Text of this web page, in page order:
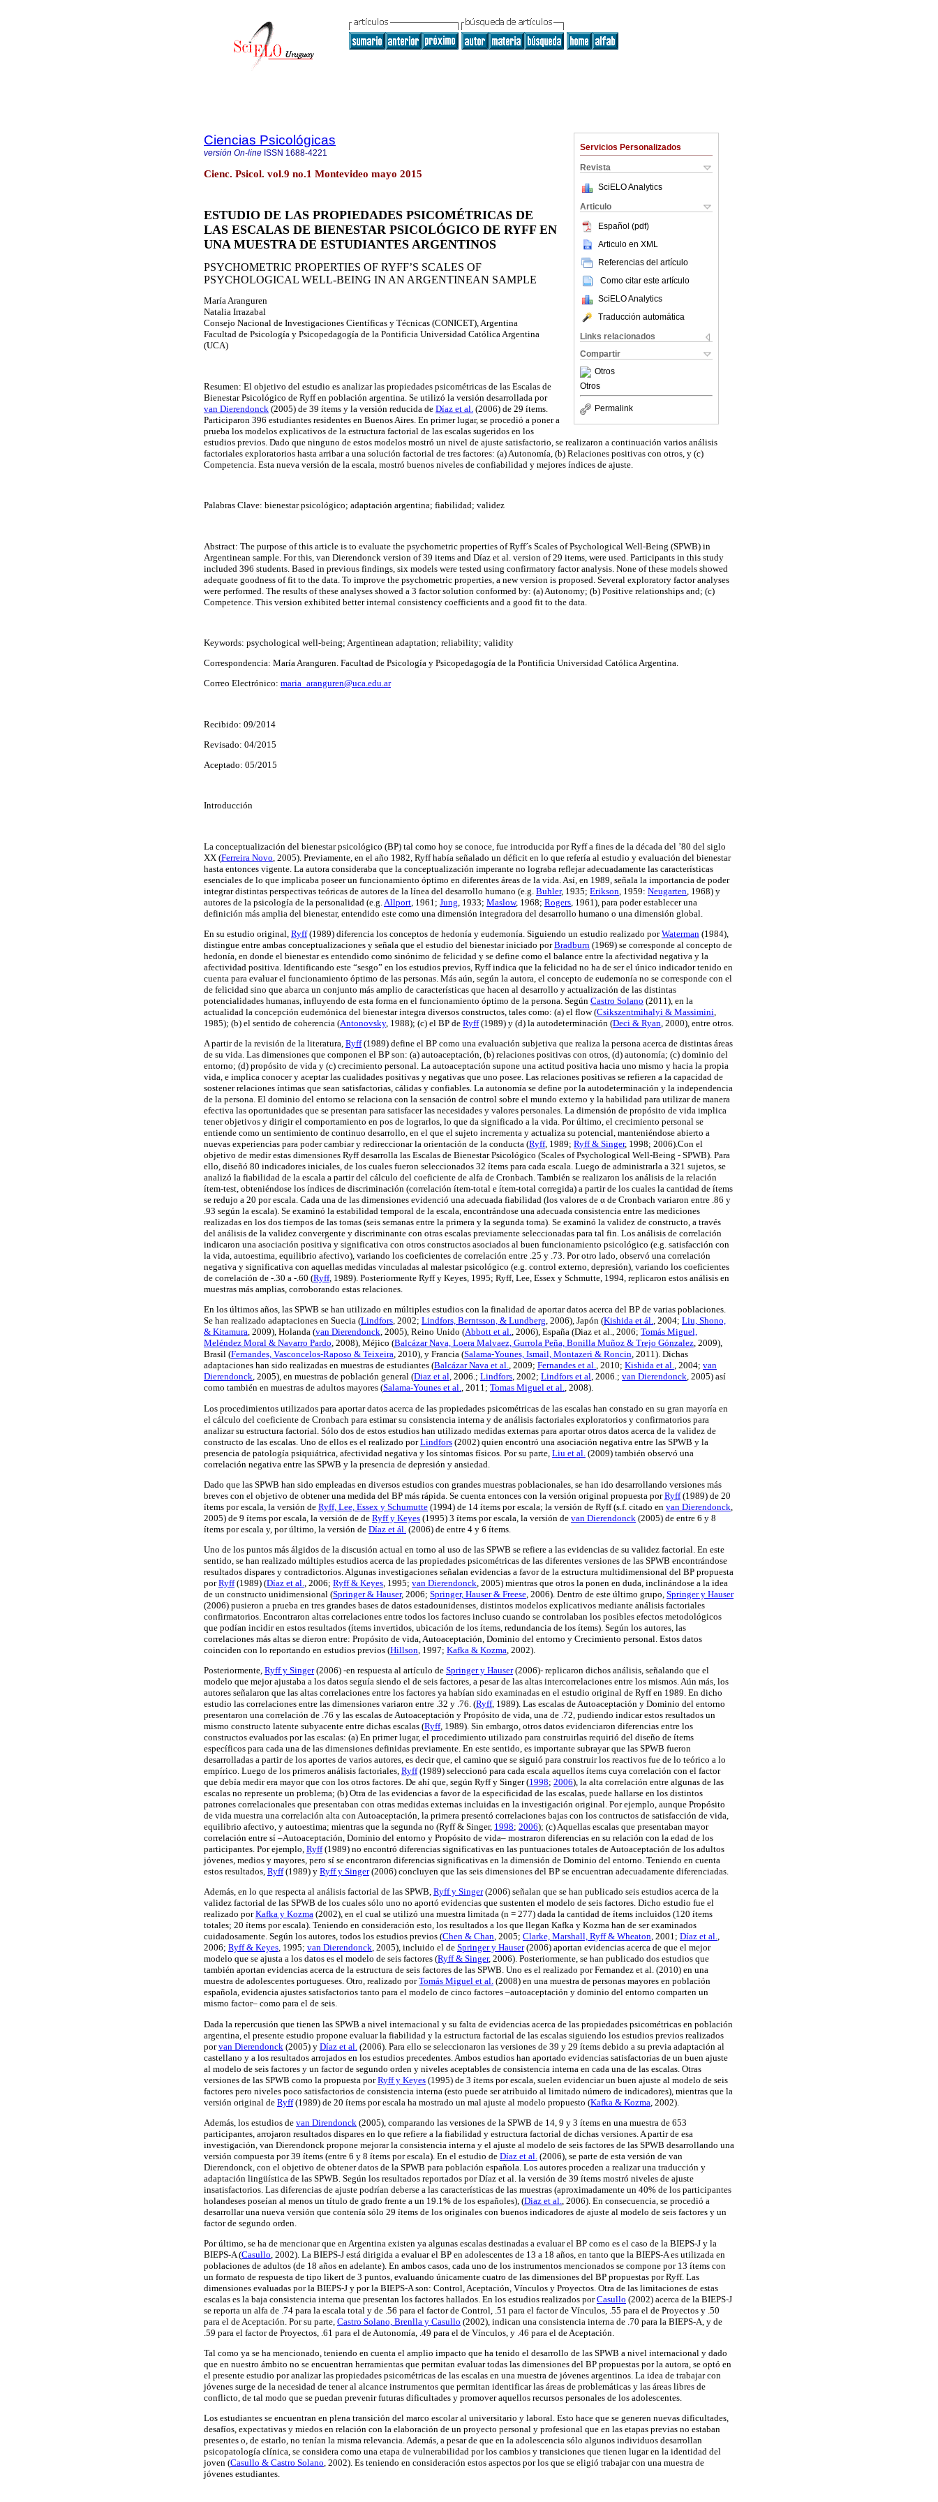
Servicios Personalizados
Revista
SciELO Analytics
Articulo
Español (pdf)
Articulo en XML
Referencias del artículo
Como citar este artículo
SciELO Analytics
Traducción automática
Links relacionados
Compartir
Otros
Otros
Permalink
Ciencias Psicológicas
versión On-line ISSN 1688-4221
Cienc. Psicol. vol.9 no.1 Montevideo mayo 2015
ESTUDIO DE LAS PROPIEDADES PSICOMÉTRICAS DE
LAS ESCALAS DE BIENESTAR PSICOLÓGICO DE RYFF EN
UNA MUESTRA DE ESTUDIANTES ARGENTINOS
PSYCHOMETRIC PROPERTIES OF RYFF’S SCALES OF
PSYCHOLOGICAL WELL-BEING IN AN ARGENTINEAN SAMPLE
María Aranguren
Natalia Irrazabal
Consejo Nacional de Investigaciones Científicas y Técnicas (CONICET), Argentina
Facultad de Psicología y Psicopedagogía de la Pontificia Universidad Católica Argentina
(UCA)
Resumen: El objetivo del estudio es analizar las propiedades psicométricas de las Escalas de
Bienestar Psicológico de Ryff en población argentina. Se utilizó la versión desarrollada por
van Dierendonck (2005) de 39 ítems y la versión reducida de Díaz et al. (2006) de 29 ítems.
Participaron 396 estudiantes residentes en Buenos Aires. En primer lugar, se procedió a poner a
prueba los modelos explicativos de la estructura factorial de las escalas sugeridos en los
estudios previos. Dado que ninguno de estos modelos mostró un nivel de ajuste satisfactorio, se realizaron a continuación varios análisis
factoriales exploratorios hasta arribar a una solución factorial de tres factores: (a) Autonomía, (b) Relaciones positivas con otros, y (c)
Competencia. Esta nueva versión de la escala, mostró buenos niveles de confiabilidad y mejores índices de ajuste.
Palabras Clave: bienestar psicológico; adaptación argentina; fiabilidad; validez
Abstract: The purpose of this article is to evaluate the psychometric properties of Ryff´s Scales of Psychological Well-Being (SPWB) in
Argentinean sample. For this, van Dierendonck version of 39 items and Díaz et al. version of 29 items, were used. Participants in this study
included 396 students. Based in previous findings, six models were tested using confirmatory factor analysis. None of these models showed
adequate goodness of fit to the data. To improve the psychometric properties, a new version is proposed. Several exploratory factor analyses
were performed. The results of these analyses showed a 3 factor solution conformed by: (a) Autonomy; (b) Positive relationships and; (c)
Competence. This version exhibited better internal consistency coefficients and a good fit to the data.
Keywords: psychological well-being; Argentinean adaptation; reliability; validity
Correspondencia: María Aranguren. Facultad de Psicología y Psicopedagogía de la Pontificia Universidad Católica Argentina.
Correo Electrónico: maria_aranguren@uca.edu.ar
Recibido: 09/2014
Revisado: 04/2015
Aceptado: 05/2015
Introducción
La conceptualización del bienestar psicológico (BP) tal como hoy se conoce, fue introducida por Ryff a fines de la década del ’80 del siglo
XX (Ferreira Novo , 2005). Previamente, en el año 1982, Ryff había señalado un déficit en lo que refería al estudio y evaluación del bienestar
hasta entonces vigente. La autora consideraba que la conceptualización imperante no lograba reflejar adecuadamente las características
esenciales de lo que implicaba poseer un funcionamiento óptimo en diferentes áreas de la vida. Así, en 1989, señala la importancia de poder
integrar distintas perspectivas teóricas de autores de la línea del desarrollo humano (e.g. Buhler, 1935; Erikson , 1959: Neugarten , 1968) y
autores de la psicología de la personalidad (e.g. Allport , 1961; Jung , 1933; Maslow, 1968; Rogers , 1961), para poder establecer una
definición más amplia del bienestar, entendido este como una dimensión integradora del desarrollo humano o una dimensión global.
En su estudio original, Ryff(1989) diferencia los conceptos de hedonía y eudemonía. Siguiendo un estudio realizado porWaterman (1984),
distingue entre ambas conceptualizaciones y señala que el estudio del bienestar iniciado porBradburn (1969) se corresponde al concepto de
hedonía, en donde el bienestar es entendido como sinónimo de felicidad y se define como el balance entre la afectividad negativa y la
afectividad positiva. Identificando este “sesgo” en los estudios previos, Ryff indica que la felicidad no ha de ser el único indicador tenido en
cuenta para evaluar el funcionamiento óptimo de las personas. Más aún, según la autora, el concepto de eudemonía no se corresponde con el
de felicidad sino que abarca un conjunto más amplio de características que hacen al desarrollo y actualización de las distintas
potencialidades humanas, influyendo de esta forma en el funcionamiento óptimo de la persona. Según Castro Solano (2011), en la
actualidad la concepción eudemónica del bienestar integra diversos constructos, tales como: (a) el flow (Csikszentmihalyi & Massimini,
1985); (b) el sentido de coherencia (Antonovsky, 1988); (c) el BP de Ryff(1989) y (d) la autodeterminación (Deci & Ryan, 2000), entre otros.
A partir de la revisión de la literatura, Ryff(1989) define el BP como una evaluación subjetiva que realiza la persona acerca de distintas áreas
de su vida. Las dimensiones que componen el BP son: (a) autoaceptación, (b) relaciones positivas con otros, (d) autonomía; (c) dominio del
entorno; (d) propósito de vida y (c) crecimiento personal. La autoaceptación supone una actitud positiva hacia uno mismo y hacia la propia
vida, e implica conocer y aceptar las cualidades positivas y negativas que uno posee. Las relaciones positivas se refieren a la capacidad de
sostener relaciones íntimas que sean satisfactorias, cálidas y confiables. La autonomía se define por la autodeterminación y la independencia
de la persona. El dominio del entorno se relaciona con la sensación de control sobre el mundo externo y la habilidad para utilizar de manera
efectiva las oportunidades que se presentan para satisfacer las necesidades y valores personales. La dimensión de propósito de vida implica
tener objetivos y dirigir el comportamiento en pos de lograrlos, lo que da significado a la vida. Por último, el crecimiento personal se
entiende como un sentimiento de continuo desarrollo, en el que el sujeto incrementa y actualiza su potencial, manteniéndose abierto a
nuevas experiencias para poder cambiar y redireccionar la orientación de la conducta (Ryff, 1989; Ryff & Singer, 1998; 2006).Con el
objetivo de medir estas dimensiones Ryff desarrolla las Escalas de Bienestar Psicológico (Scales of Psychological Well-Being - SPWB). Para
ello, diseñó 80 indicadores iniciales, de los cuales fueron seleccionados 32 ítems para cada escala. Luego de administrarla a 321 sujetos, se
analizó la fiabilidad de la escala a partir del cálculo del coeficiente de alfa de Cronbach. También se realizaron los análisis de la relación
ítem-test, obteniéndose los índices de discriminación (correlación ítem-total e ítem-total corregida) a partir de los cuales la cantidad de ítems
se redujo a 20 por escala. Cada una de las dimensiones evidenció una adecuada fiabilidad (los valores de α de Cronbach variaron entre .86 y
.93 según la escala). Se examinó la estabilidad temporal de la escala, encontrándose una adecuada consistencia entre las mediciones
realizadas en los dos tiempos de las tomas (seis semanas entre la primera y la segunda toma). Se examinó la validez de constructo, a través
del análisis de la validez convergente y discriminante con otras escalas previamente seleccionadas para tal fin. Los análisis de correlación
indicaron una asociación positiva y significativa con otros constructos asociados al buen funcionamiento psicológico (e.g. satisfacción con
la vida, autoestima, equilibrio afectivo), variando los coeficientes de correlación entre .25 y .73. Por otro lado, observó una correlación
negativa y significativa con aquellas medidas vinculadas al malestar psicológico (e.g. control externo, depresión), variando los coeficientes
de correlación de -.30 a -.60 (Ryff, 1989). Posteriormente Ryff y Keyes, 1995; Ryff, Lee, Essex y Schmutte, 1994, replicaron estos análisis en
muestras más amplias, corroborando estas relaciones.
En los últimos años, las SPWB se han utilizado en múltiples estudios con la finalidad de aportar datos acerca del BP de varias poblaciones.
Se han realizado adaptaciones en Suecia (Lindfors, 2002; Lindfors, Berntsson, & Lundberg, 2006), Japón (Kishida et ál., 2004; Liu, Shono,
& Kitamura, 2009), Holanda (van Dierendonck, 2005), Reino Unido (Abbott et al., 2006), España (Diaz et al., 2006; Tomás Miguel,
Meléndez Moral & Navarro Pardo, 2008), Méjico (Balcázar Nava, Loera Malvaez, Gurrola Peña, Bonilla Muñoz & Trejo Gónzalez, 2009),
Brasil (Fernandes, Vasconcelos-Raposo & Teixeira, 2010), y Francia (Salama-Younes, Ismail, Montazeri & Roncin, 2011). Dichas
adaptaciones han sido realizadas en muestras de estudiantes (Balcázar Nava et al., 2009; Fernandes et al., 2010; Kishida et al., 2004; van
Dierendonck, 2005), en muestras de población general (Diaz et al, 2006.; Lindfors, 2002; Lindfors et al, 2006.; van Dierendonck, 2005) así
como también en muestras de adultos mayores (Salama-Younes et al., 2011; Tomas Miguel et al., 2008).
Los procedimientos utilizados para aportar datos acerca de las propiedades psicométricas de las escalas han constado en su gran mayoría en
el cálculo del coeficiente de Cronbach para estimar su consistencia interna y de análisis factoriales exploratorios y confirmatorios para
analizar su estructura factorial. Sólo dos de estos estudios han utilizado medidas externas para aportar otros datos acerca de la validez de
constructo de las escalas. Uno de ellos es el realizado porLindfors (2002) quien encontró una asociación negativa entre las SPWB y la
presencia de patología psiquiátrica, afectividad negativa y los síntomas físicos. Por su parte, Liu et al. (2009) también observó una
correlación negativa entre las SPWB y la presencia de depresión y ansiedad.
Dado que las SPWB han sido empleadas en diversos estudios con grandes muestras poblacionales, se han ido desarrollando versiones más
breves con el objetivo de obtener una medida del BP más rápida. Se cuenta entonces con la versión original propuesta porRyff(1989) de 20
ítems por escala, la versión de Ryff, Lee, Essex y Schumutte (1994) de 14 ítems por escala; la versión de Ryff (s.f. citado en van Dierendonck
2005) de 9 ítems por escala, la versión de de Ryff y Keyes (1995) 3 ítems por escala, la versión de van Dierendonck (2005) de entre 6 y 8
ítems por escala y, por último, la versión de Díaz et ál. (2006) de entre 4 y 6 ítems.
Uno de los puntos más álgidos de la discusión actual en torno al uso de las SPWB se refiere a las evidencias de su validez factorial. En este
sentido, se han realizado múltiples estudios acerca de las propiedades psicométricas de las diferentes versiones de las SPWB encontrándose
resultados dispares y contradictorios. Algunas investigaciones señalan evidencias a favor de la estructura multidimensional del BP propuesta
porRyff(1989) (Díaz et al. , 2006; Ryff & Keyes , 1995; van Dierendonck , 2005) mientras que otros la ponen en duda, inclinándose a la idea
de un constructo unidimensional (Springer & Hauser, 2006; Springer, Hauser & Freese , 2006). Dentro de este último grupo, Springer y Hauser
(2006) pusieron a prueba en tres grandes bases de datos estadounidenses, distintos modelos explicativos mediante análisis factoriales
confirmatorios. Encontraron altas correlaciones entre todos los factores incluso cuando se controlaban los posibles efectos metodológicos
que podían incidir en estos resultados (ítems invertidos, ubicación de los ítems, redundancia de los ítems). Según los autores, las
correlaciones más altas se dieron entre: Propósito de vida, Autoaceptación, Dominio del entorno y Crecimiento personal. Estos datos
coinciden con lo reportando en estudios previos (Hillson , 1997; Kafka & Kozma , 2002).
Posteriormente, Ryff y Singer(2006) -en respuesta al artículo de Springer y Hauser(2006)- replicaron dichos análisis, señalando que el
modelo que mejor ajustaba a los datos seguía siendo el de seis factores, a pesar de las altas intercorrelaciones entre los mismos. Aún más, los
autores señalaron que las altas correlaciones entre los factores ya habían sido examinadas en el estudio original de Ryff en 1989. En dicho
estudio las correlaciones entre las dimensiones variaron entre .32 y .76. (Ryff, 1989). Las escalas de Autoaceptación y Dominio del entorno
presentaron una correlación de .76 y las escalas de Autoaceptación y Propósito de vida, una de .72, pudiendo indicar estos resultados un
mismo constructo latente subyacente entre dichas escalas (Ryff, 1989). Sin embargo, otros datos evidenciaron diferencias entre los
constructos evaluados por las escalas: (a) En primer lugar, el procedimiento utilizado para construirlas requirió del diseño de ítems
específicos para cada una de las dimensiones definidas previamente. En este sentido, es importante subrayar que las SPWB fueron
desarrolladas a partir de los aportes de varios autores, es decir que, el camino que se siguió para construir los reactivos fue de lo teórico a lo
empírico. Luego de los primeros análisis factoriales, Ryff(1989) seleccionó para cada escala aquellos ítems cuya correlación con el factor
que debía medir era mayor que con los otros factores. De ahí que, según Ryff y Singer (1998; 2006), la alta correlación entre algunas de las
escalas no represente un problema; (b) Otra de las evidencias a favor de la especificidad de las escalas, puede hallarse en los distintos
patrones correlacionales que presentaban con otras medidas externas incluidas en la investigación original. Por ejemplo, aunque Propósito
de vida muestra una correlación alta con Autoaceptación, la primera presentó correlaciones bajas con los contructos de satisfacción de vida,
equilibrio afectivo, y autoestima; mientras que la segunda no (Ryff & Singer, 1998; 2006); (c) Aquellas escalas que presentaban mayor
correlación entre sí –Autoaceptación, Dominio del entorno y Propósito de vida– mostraron diferencias en su relación con la edad de los
participantes. Por ejemplo, Ryff(1989) no encontró diferencias significativas en las puntuaciones totales de Autoaceptación de los adultos
jóvenes, medios y mayores, pero sí se encontraron diferencias significativas en la dimensión de Dominio del entorno. Teniendo en cuenta
estos resultados, Ryff(1989) y Ryff y Singer(2006) concluyen que las seis dimensiones del BP se encuentran adecuadamente diferenciadas.
Además, en lo que respecta al análisis factorial de las SPWB, Ryff y Singer(2006) señalan que se han publicado seis estudios acerca de la
validez factorial de las SPWB de los cuales sólo uno no aportó evidencias que sustenten el modelo de seis factores. Dicho estudio fue el
realizado porKafka y Kozma (2002), en el cual se utilizó una muestra limitada (n = 277) dada la cantidad de ítems incluidos (120 ítems
totales; 20 ítems por escala). Teniendo en consideración esto, los resultados a los que llegan Kafka y Kozma han de ser examinados
cuidadosamente. Según los autores, todos los estudios previos (Chen & Chan, 2005; Clarke, Marshall, Ryff & Wheaton, 2001; Díaz et al.,
2006; Ryff & Keyes, 1995; van Dierendonck, 2005), incluido el de Springer y Hauser(2006) aportan evidencias acerca de que el mejor
modelo que se ajusta a los datos es el modelo de seis factores (Ryff & Singer, 2006). Posteriormente, se han publicado dos estudios que
también aportan evidencias acerca de la estructura de seis factores de las SPWB. Uno es el realizado por Fernandez et al. (2010) en una
muestra de adolescentes portugueses. Otro, realizado porTomás Miguel et al. (2008) en una muestra de personas mayores en población
española, evidencia ajustes satisfactorios tanto para el modelo de cinco factores –autoaceptación y dominio del entorno comparten un
mismo factor– como para el de seis.
Dada la repercusión que tienen las SPWB a nivel internacional y su falta de evidencias acerca de las propiedades psicométricas en población
argentina, el presente estudio propone evaluar la fiabilidad y la estructura factorial de las escalas siguiendo los estudios previos realizados
porvan Dierendonck (2005) y Díaz et al. (2006). Para ello se seleccionaron las versiones de 39 y 29 ítems debido a su previa adaptación al
castellano y a los resultados arrojados en los estudios precedentes. Ambos estudios han aportado evidencias satisfactorias de un buen ajuste
al modelo de seis factores y un factor de segundo orden y niveles aceptables de consistencia interna en cada una de las escalas. Otras
versiones de las SPWB como la propuesta porRyff y Keyes (1995) de 3 ítems por escala, suelen evidenciar un buen ajuste al modelo de seis
factores pero niveles poco satisfactorios de consistencia interna (esto puede ser atribuido al limitado número de indicadores), mientras que la
versión original de Ryff(1989) de 20 ítems por escala ha mostrado un mal ajuste al modelo propuesto (Kafka & Kozma , 2002).
Además, los estudios de van Direndonck (2005), comparando las versiones de la SPWB de 14, 9 y 3 ítems en una muestra de 653
participantes, arrojaron resultados dispares en lo que refiere a la fiabilidad y estructura factorial de dichas versiones. A partir de esa
investigación, van Dierendonck propone mejorar la consistencia interna y el ajuste al modelo de seis factores de las SPWB desarrollando una
versión compuesta por 39 ítems (entre 6 y 8 ítems por escala). En el estudio de Díaz et al. (2006), se parte de esta versión de van
Dierendonck, con el objetivo de obtener datos de la SPWB para población española. Los autores proceden a realizar una traducción y
adaptación lingüística de las SPWB. Según los resultados reportados por Díaz et al. la versión de 39 ítems mostró niveles de ajuste
insatisfactorios. Las diferencias de ajuste podrían deberse a las características de las muestras (aproximadamente un 40% de los participantes
holandeses poseían al menos un título de grado frente a un 19.1% de los españoles), (Diaz et al.
, 2006). En consecuencia, se procedió a
desarrollar una nueva versión que contenía sólo 29 ítems de los originales con buenos indicadores de ajuste al modelo de seis factores y un
factor de segundo orden.
Por último, se ha de mencionar que en Argentina existen ya algunas escalas destinadas a evaluar el BP como es el caso de la BIEPS-J y la
BIEPS-A (Casullo , 2002). La BIEPS-J está dirigida a evaluar el BP en adolescentes de 13 a 18 años, en tanto que la BIEPS-A es utilizada en
poblaciones de adultos (de 18 años en adelante). En ambos casos, cada uno de los instrumentos mencionados se compone por 13 ítems con
un formato de respuesta de tipo likert de 3 puntos, evaluando únicamente cuatro de las dimensiones del BP propuestas por Ryff. Las
dimensiones evaluadas por la BIEPS-J y por la BIEPS-A son: Control, Aceptación, Vínculos y Proyectos. Otra de las limitaciones de estas
escalas es la baja consistencia interna que presentan los factores hallados. En los estudios realizados porCasullo (2002) acerca de la BIEPS-J
se reporta un alfa de .74 para la escala total y de .56 para el factor de Control, .51 para el factor de Vínculos, .55 para el de Proyectos y .50
para el de Aceptación. Por su parte, Castro Solano, Brenlla y Casullo (2002), indican una consistencia interna de .70 para la BIEPS-A, y de
.59 para el factor de Proyectos, .61 para el de Autonomía, .49 para el de Vínculos, y .46 para el de Aceptación.
Tal como ya se ha mencionado, teniendo en cuenta el amplio impacto que ha tenido el desarrollo de las SPWB a nivel internacional y dado
que en nuestro ámbito no se encuentran herramientas que permitan evaluar todas las dimensiones del BP propuestas por la autora, se optó en
el presente estudio por analizar las propiedades psicométricas de las escalas en una muestra de jóvenes argentinos. La idea de trabajar con
jóvenes surge de la necesidad de tener al alcance instrumentos que permitan identificar las áreas de problemáticas y las áreas libres de
conflicto, de tal modo que se puedan prevenir futuras dificultades y promover aquellos recursos personales de los adolescentes.
Los estudiantes se encuentran en plena transición del marco escolar al universitario y laboral. Esto hace que se generen nuevas dificultades,
desafíos, expectativas y miedos en relación con la elaboración de un proyecto personal y profesional que en las etapas previas no estaban
presentes o, de estarlo, no tenían la misma relevancia. Además, a pesar de que en la adolescencia sólo algunos individuos desarrollan
psicopatología clínica, se considera como una etapa de vulnerabilidad por los cambios y transiciones que tienen lugar en la identidad del
joven (Casullo & Castro Solano, 2002). Es teniendo en consideración estos aspectos por los que se eligió trabajar con una muestra de
jóvenes estudiantes.